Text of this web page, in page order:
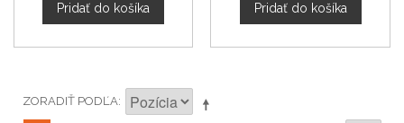
Pridať do košíka Pridať do košíka
ZORADIŤ PODĽA